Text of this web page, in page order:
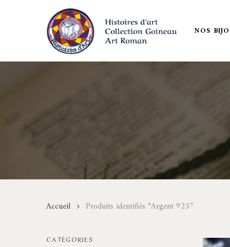
NOS
Accueil Produits identifiés “Argent 925”
CATÉGORIES